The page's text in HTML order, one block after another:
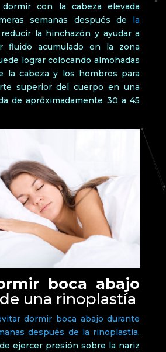
con la cabeza elevada
semanas después de la
la hinchazón y ayudar a
fluido acumulado en la zona
lograr colocando almohadas
la cabeza y los hombros para
superior del cuerpo en una
de aproximadamente 30 a 45
boca abajo
una rinoplastía
dormir boca abajo durante
después de la rinoplastía.
ejercer presión sobre la nariz